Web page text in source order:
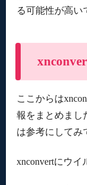
る可能性が高い
ここからは
報をまとめまし
は参考にしてみ
xnconvertにウイ